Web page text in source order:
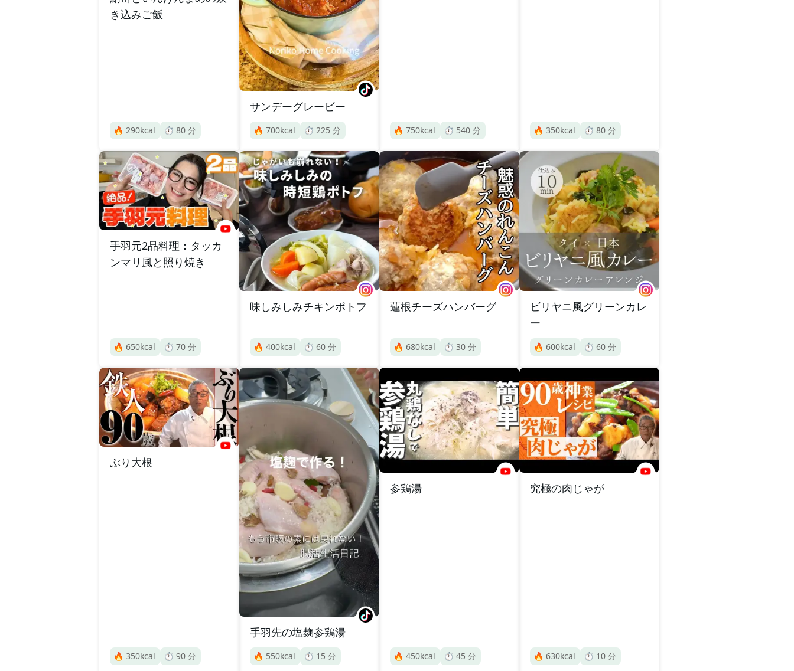
き込みご飯
🔥 290kcal ⏱️ 80 分
サンデーグレービー
🔥 700kcal ⏱️ 225 分 🔥 750kcal ⏱️ 540 分 🔥 350kcal ⏱️ 80 分
手羽元2品料理：タッカ
ンマリ風と照り焼き
🔥 650kcal ⏱️ 70 分
味しみしみチキンポトフ
🔥 400kcal ⏱️ 60 分
蓮根チーズハンバーグ
🔥 680kcal ⏱️ 30 分
ビリヤニ風グリーンカレ
ー
🔥 600kcal ⏱️ 60 分
ぶり大根
🔥 350kcal ⏱️ 90 分
手羽先の塩麹参鶏湯
🔥 550kcal ⏱️ 15 分
参鶏湯
🔥 450kcal ⏱️ 45 分
究極の肉じゃが
🔥 630kcal ⏱️ 10 分